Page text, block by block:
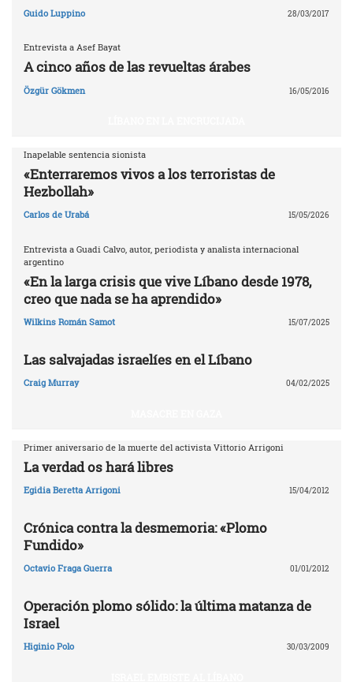
Guido Luppino 28/03/2017
Entrevista a Asef Bayat
A cinco años de las revueltas árabes
Özgür Gökmen 16/05/2016
Inapelable sentencia sionista
«Enterraremos vivos a los terroristas de
Hezbollah»
Carlos de Urabá 15/05/2026
Entrevista a Guadi Calvo, autor, periodista y analista internacional
argentino
«En la larga crisis que vive Líbano desde 1978,
creo que nada se ha aprendido»
Wilkins Román Samot 15/07/2025
Las salvajadas israelíes en el Líbano
Craig Murray 04/02/2025
Primer aniversario de la muerte del activista Vittorio Arrigoni
La verdad os hará libres
Egidia Beretta Arrigoni 15/04/2012
Crónica contra la desmemoria: «Plomo
Fundido»
Octavio Fraga Guerra 01/01/2012
Operación plomo sólido: la última matanza de
Israel
Higinio Polo 30/03/2009